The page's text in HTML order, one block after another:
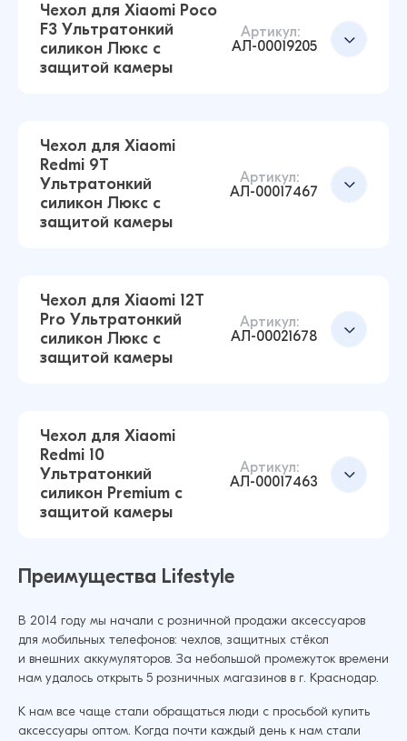
Добавить в корзину
Чехол для Xiaomi Poco M4 Pro 5G
Ультратонкий силикон Premium с защитой
Чехол для Xiaomi 13 Pro Ультратонкий
силикон Люкс с защитой камеры
(Прозрачный)
Добавить в корзину
Чехол для Xiaomi Poco
F3 Ультратонкий
силикон Люкс с
защитой камеры
Артикул:
АЛ-00019205
Чехол для Xiaomi Poco F3 Ультратонкий
силикон Люкс с защитой камеры
(Прозрачный)
Добавить в корзину
Чехол для Xiaomi
Redmi 9T
Ультратонкий
силикон Люкс с
защитой камеры
Артикул:
АЛ-00017467
Чехол для Xiaomi Redmi 9T Ультратонкий
силикон Люкс с защитой камеры
(Прозрачный)
Добавить в корзину
Чехол для Xiaomi 12T
Pro Ультратонкий
силикон Люкс с
защитой камеры
Артикул:
АЛ-00021678
силикон Люкс с защитой камеры
43 ₽
Чехол для Xiaomi
Redmi 10
Ультратонкий
силикон Premium с
защитой камеры
Артикул:
АЛ-00017463
Преимущества Lifestyle
В 2014 году мы начали с розничной продажи аксессуаров
для мобильных телефонов: чехлов, защитных стёкол
и внешних аккумуляторов. За небольшой промежуток времени
нам удалось открыть 5 розничных магазинов в г. Краснодар.
К нам все чаще стали обращаться люди с просьбой купить
аксессуары оптом. Когда почти каждый день к нам стали